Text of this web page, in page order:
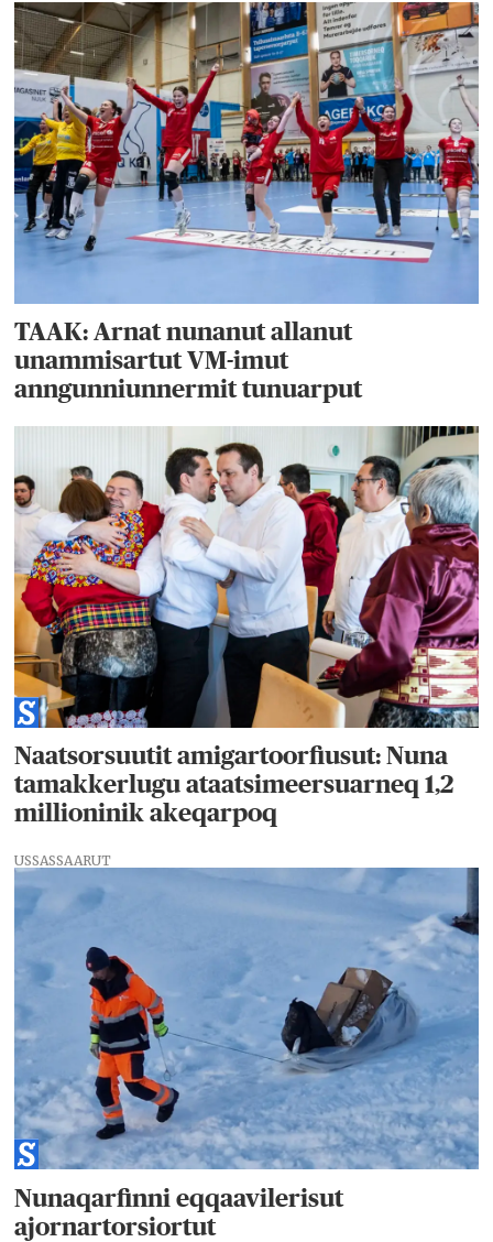
TAAK: Arnat nunanut allanut
unammisartut VM-imut
anngunniunnermit tunuarput
Naatsorsuutit amigartoorfiusut: Nuna
tamakkerlugu ataatsimeersuarneq 1,2
millioninik akeqarpoq
USSASSAARUT
Nunaqarfinni eqqaavilerisut
ajornartorsiortut